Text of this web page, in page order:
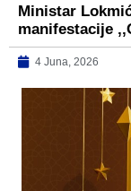
Ministar
manifestacije
4 Juna, 2026